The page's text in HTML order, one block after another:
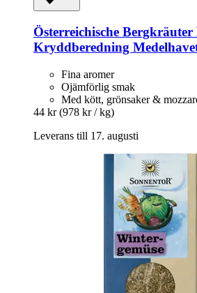
Österreichische Bergkräuter
Kryddberedning
Fina aromer
Ojämförlig smak
Med kött, grönsaker &
44 kr (978 kr / kg)
Leverans till 17. augusti